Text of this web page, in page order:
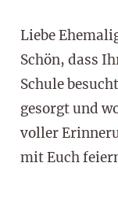
Liebe
Schön, dass
Schule
gesorgt und
voller
mit Euch